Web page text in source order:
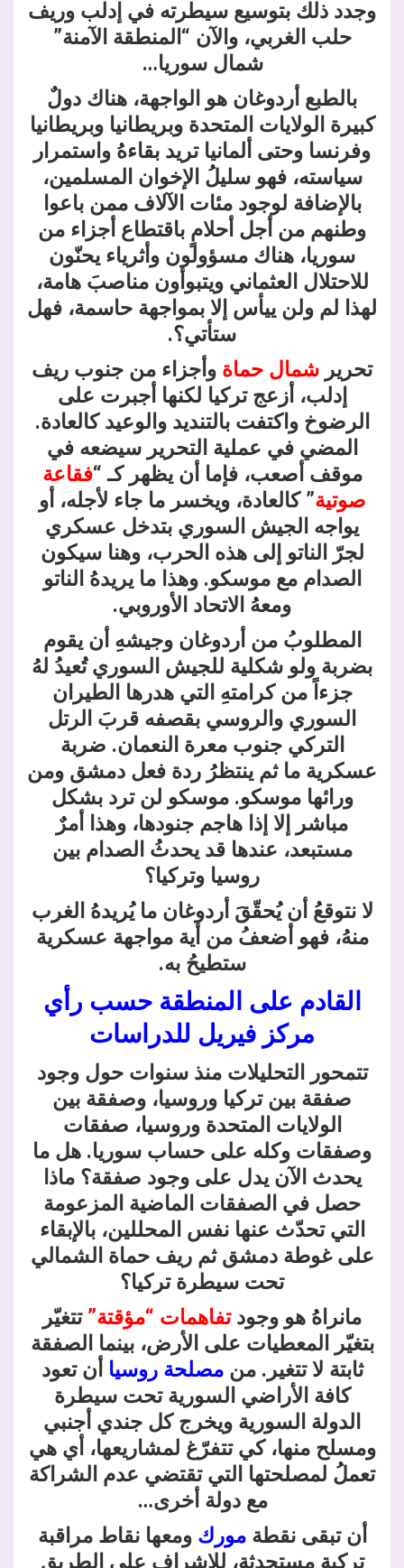
وجدد ذلك بتوسيع سيطرته في إدلب وريف
حلب الغربي، والآن “المنطقة الآمنة”
شمال سوريا…
بالطبع أردوغان هو الواجهة، هناك دولٌ
كبيرة الولايات المتحدة وبريطانيا وبريطانيا
وفرنسا وحتى ألمانيا تريد بقاءهُ واستمرار
سياسته، فهو سليلُ الإخوان المسلمين،
بالإضافة لوجود مئات الآلاف ممن باعوا
وطنهم من أجل أحلامٍ باقتطاع أجزاء من
سوريا، هناك مسؤولون وأثرياء يحنّون
للاحتلال العثماني ويتبوأون مناصبَ هامة،
لهذا لم ولن ييأس إلا بمواجهة حاسمة، فهل
ستأتي؟.
تحرير شمال حماة وأجزاء من جنوب ريف
إدلب، أزعج تركيا لكنها أجبرت على
الرضوخ واكتفت بالتنديد والوعيد كالعادة.
المضي في عملية التحرير سيضعه في
موقف أصعب، فإما أن يظهر كـ “فقاعة
صوتية” كالعادة، ويخسر ما جاء لأجله، أو
يواجه الجيش السوري بتدخل عسكري
لجرّ الناتو إلى هذه الحرب، وهنا سيكون
الصدام مع موسكو. وهذا ما يريدهُ الناتو
ومعهُ الاتحاد الأوروبي.
المطلوبُ من أردوغان وجيشهِ أن يقوم
بضربة ولو شكلية للجيش السوري تُعيدُ لهُ
جزءاً من كرامتهِ التي هدرها الطيران
السوري والروسي بقصفه قربَ الرتل
التركي جنوب معرة النعمان. ضربة
عسكرية ما ثم ينتظرُ ردة فعل دمشق ومن
ورائها موسكو. موسكو لن ترد بشكل
مباشر إلا إذا هاجم جنودها، وهذا أمرٌ
مستبعد، عندها قد يحدثُ الصدام بين
روسيا وتركيا؟
لا نتوقعُ أن يُحقّقَ أردوغان ما يُريدهُ الغرب
منهُ، فهو أضعفُ من أية مواجهة عسكرية
ستطيحُ به.
القادم على المنطقة حسب رأي
مركز فيريل للدراسات
تتمحور التحليلات منذ سنوات حول وجود
صفقة بين تركيا وروسيا، وصفقة بين
الولايات المتحدة وروسيا، صفقات
وصفقات وكله على حساب سوريا. هل ما
يحدث الآن يدل على وجود صفقة؟ ماذا
حصل في الصفقات الماضية المزعومة
التي تحدّث عنها نفس المحللين، بالإبقاء
على غوطة دمشق ثم ريف حماة الشمالي
تحت سيطرة تركيا؟
مانراهُ هو وجودتفاهمات “مؤقتة” تتغيّر
بتغيّر المعطيات على الأرض، بينما الصفقة
ثابتة لا تتغير. منمصلحة روسيا أن تعود
كافة الأراضي السورية تحت سيطرة
الدولة السورية ويخرج كل جندي أجنبي
ومسلح منها، كي تتفرّغ لمشاريعها، أي هي
تعملُ لمصلحتها التي تقتضي عدم الشراكة
مع دولة أخرى…
أن تبقى نقطةمورك ومعها نقاط مراقبة
تركية مستحدثة، للإشراف على الطريق